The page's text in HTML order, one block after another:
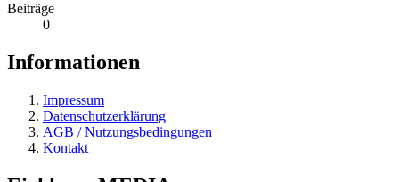
Beiträge
0
Informationen
Impressum
Datenschutzerklärung
AGB / Nutzungsbedingungen
Kontakt